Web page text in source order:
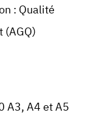
: Qualité
(AGQ)
A3, A4 et A5